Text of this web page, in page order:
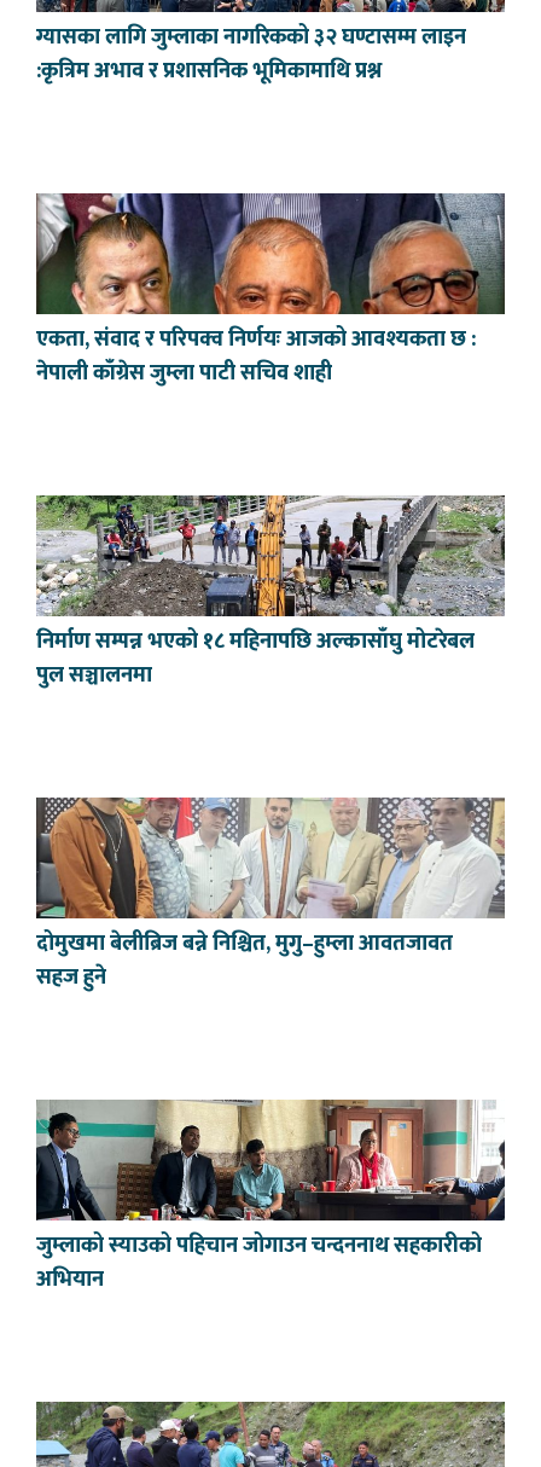
ग्यासका लागि जुम्लाका नागरिकको ३२ घण्टासम्म लाइन
:कृत्रिम अभाव र प्रशासनिक भूमिकामाथि प्रश्न
एकता, संवाद र परिपक्व निर्णयः आजको आवश्यकता छ :
नेपाली काँग्रेस जुम्ला पाटी सचिव शाही
निर्माण सम्पन्न भएको १८ महिनापछि अल्कासाँघु मोटरेबल
पुल सञ्चालनमा
दोमुखमा बेलीब्रिज बन्ने निश्चित, मुगु–हुम्ला आवतजावत
सहज हुने
जुम्लाको स्याउको पहिचान जोगाउन चन्दननाथ सहकारीको
अभियान